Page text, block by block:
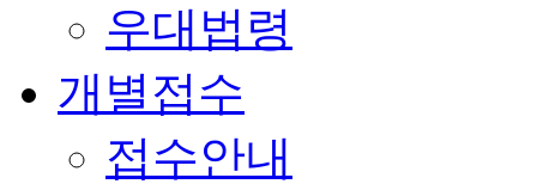
우대법령
개별접수
접수안내